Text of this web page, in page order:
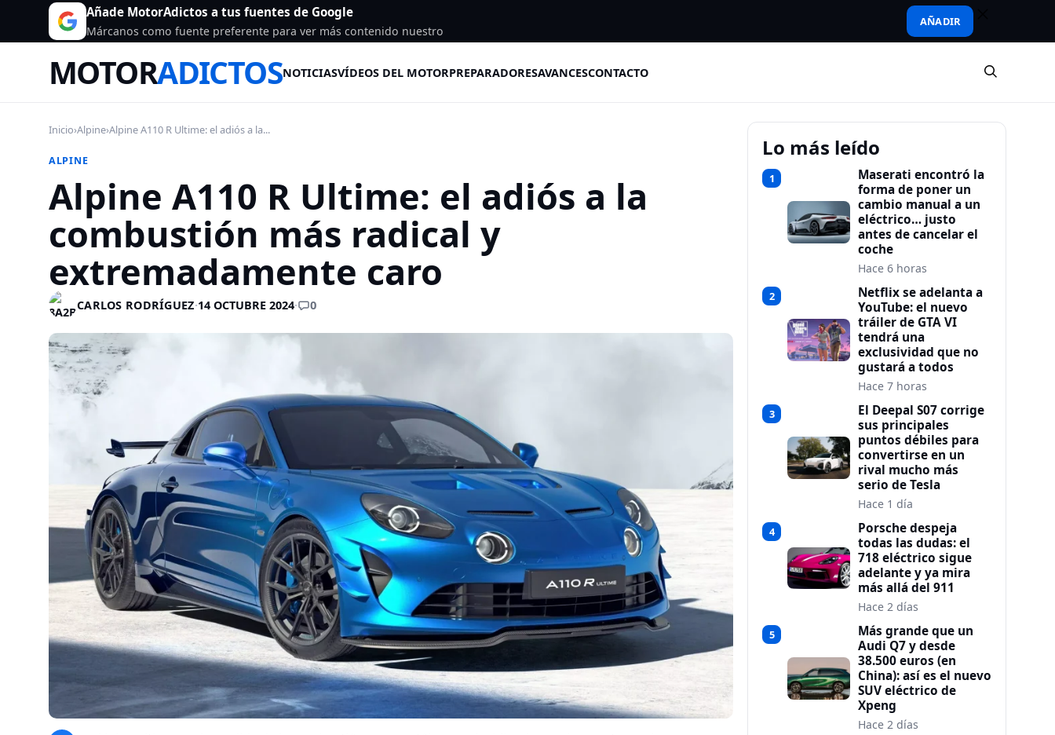
Añade MotorAdictos a tus fuentes de Google
Márcanos como fuente preferente para ver más contenido nuestro
AÑADIR
MOTORADICTOSNOTICIASVÍDEOS DEL MOTORPREPARADORESAVANCESCONTACTO
Inicio›Alpine›Alpine A110 R Ultime: el adiós a la...
ALPINE
Alpine A110 R Ultime: el adiós a la
combustión más radical y
extremadamente caro
CARLOS RODRÍGUEZ·14 OCTUBRE 2024· 0
Lo más leído
1
Maserati encontró la
forma de poner un
cambio manual a un
eléctrico… justo
antes de cancelar el
coche
Hace 6 horas
2
Netflix se adelanta a
YouTube: el nuevo
tráiler de GTA VI
tendrá una
exclusividad que no
gustará a todos
Hace 7 horas
3
El Deepal S07 corrige
sus principales
puntos débiles para
convertirse en un
rival mucho más
serio de Tesla
Hace 1 día
4
Porsche despeja
todas las dudas: el
718 eléctrico sigue
adelante y ya mira
más allá del 911
Hace 2 días
5
Más grande que un
Audi Q7 y desde
38.500 euros (en
China): así es el nuevo
SUV eléctrico de
Xpeng
Hace 2 días